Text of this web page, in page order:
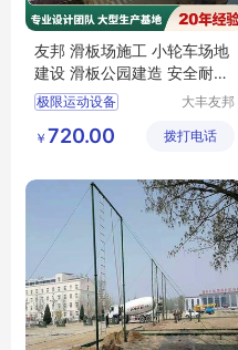
友邦 滑板场施工 小轮车场地
建设 滑板公园建造 安全耐磨
品质保证
极限运动设备
极限运动场地建造
滑板场地施工
大丰友邦
场地建设
￥ 720.00 拨打电话